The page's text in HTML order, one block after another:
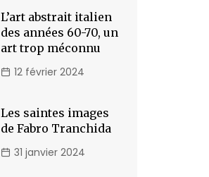
L’art abstrait italien
des années 60-70, un
art trop méconnu
12 février 2024
Les saintes images
de Fabro Tranchida
31 janvier 2024